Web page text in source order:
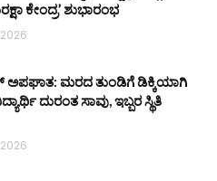
ಕೇಂದ್ರ’ ಶುಭಾರಂಭ
ಅಪಘಾತ: ಮರದ ತುಂಡಿಗೆ ಡಿಕ್ಕಿಯಾಗಿ
ದುರಂತ ಸಾವು, ಇಬ್ಬರ ಸ್ಥಿತಿ